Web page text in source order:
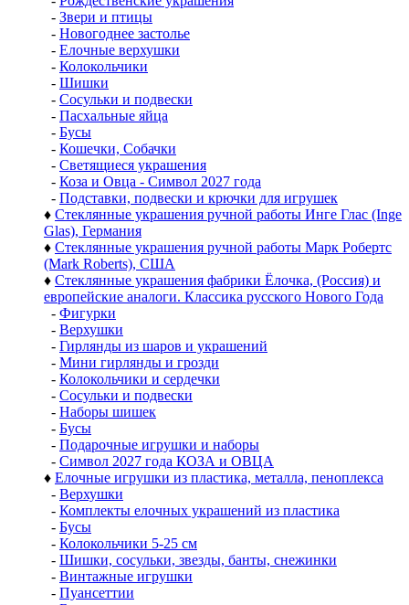
- Звери и птицы
- Новогоднее застолье
- Елочные верхушки
- Колокольчики
- Шишки
- Сосульки и подвески
- Пасхальные яйца
- Бусы
- Кошечки, Собачки
- Светящиеся украшения
- Коза и Овца - Символ 2027 года
- Подставки, подвески и крючки для игрушек
♦ Стеклянные украшения ручной работы Инге Глас (Inge
Glas), Германия
♦ Стеклянные украшения ручной работы Марк Робертс
(Mark Roberts), США
♦ Стеклянные украшения фабрики Ёлочка, (Россия) и
европейские аналоги. Классика русского Нового Года
- Фигурки
- Верхушки
- Гирлянды из шаров и украшений
- Мини гирлянды и грозди
- Колокольчики и сердечки
- Сосульки и подвески
- Наборы шишек
- Бусы
- Подарочные игрушки и наборы
- Символ 2027 года КОЗА и ОВЦА
♦ Елочные игрушки из пластика, металла, пеноплекса
- Верхушки
- Комплекты елочных украшений из пластика
- Бусы
- Колокольчики 5-25 см
- Шишки, сосульки, звезды, банты, снежинки
- Винтажные игрушки
- Пуансеттии